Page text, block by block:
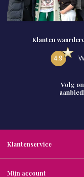
Klanten
4.9
Volg
Klantenservice
Mijn account